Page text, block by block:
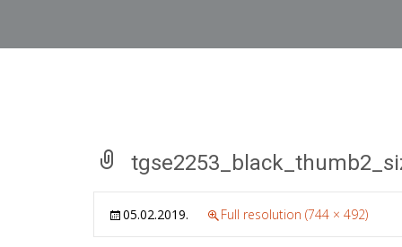
05.02.2019. Full resolution (744 × 492)